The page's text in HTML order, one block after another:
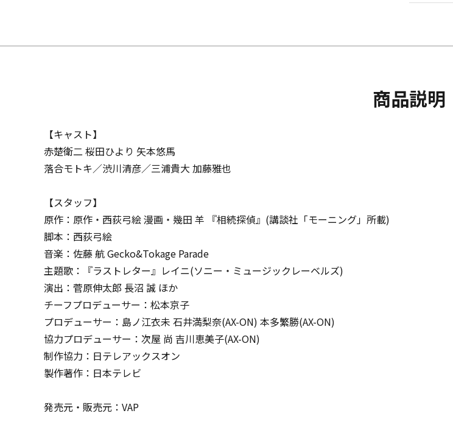
商品説明
【キャスト】
赤楚衛二 桜田ひより 矢本悠馬
落合モトキ／渋川清彦／三浦貴大 加藤雅也
【スタッフ】
原作：原作・西荻弓絵 漫画・幾田 羊 『相続探偵』(講談社「モーニング」所載)
脚本：西荻弓絵
音楽：佐藤 航 Gecko&Tokage Parade
主題歌：『ラストレター』レイニ(ソニー・ミュージックレーベルズ)
演出：菅原伸太郎 長沼 誠 ほか
チーフプロデューサー：松本京子
プロデューサー：島ノ江衣未 石井満梨奈(AX-ON) 本多繁勝(AX-ON)
協力プロデューサー：次屋 尚 吉川恵美子(AX-ON)
制作協力：日テレアックスオン
製作著作：日本テレビ
発売元・販売元：VAP